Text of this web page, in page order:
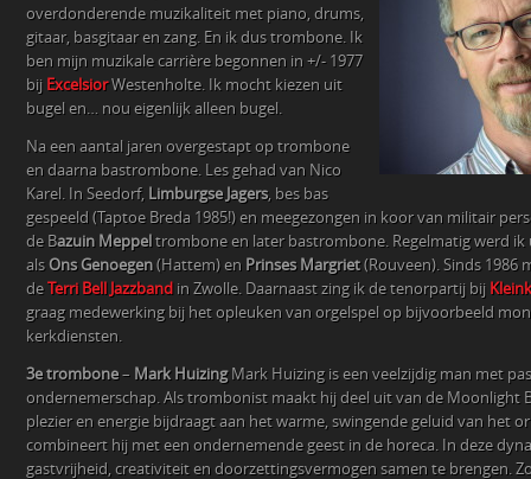
overdonderende muzikaliteit met piano, drums,
gitaar, basgitaar en zang. En ik dus trombone. Ik
ben mijn muzikale carrière begonnen in +/- 1977
bij ExcelsiorWestenholte. Ik mocht kiezen uit
bugel en… nou eigenlijk alleen bugel.
Na een aantal jaren overgestapt op trombone
en daarna bastrombone. Les gehad van Nico
Karel. In Seedorf, Limburgse Jagers, bes bas
gespeeld (Taptoe Breda 1985!) en meegezongen in koor van militair
de Bazuin Meppel trombone en later bastrombone. Regelmatig werd ik
als Ons Genoegen (Hattem) en Prinses Margriet(Rouveen). Sinds 1986
de Terri Bell Jazzband in Zwolle. Daarnaast zing ik de tenorpartij bij
graag medewerking bij het opleuken van orgelspel op bijvoorbeeld
kerkdiensten.
3e trombone– Mark Huizing Mark Huizing is een veelzijdig man met
ondernemerschap. Als trombonist maakt hij deel uit van de Moonlight
plezier en energie bijdraagt aan het warme, swingende geluid van het
combineert hij met een ondernemende geest in de horeca. In deze
gastvrijheid, creativiteit en doorzettingsvermogen samen te brengen.